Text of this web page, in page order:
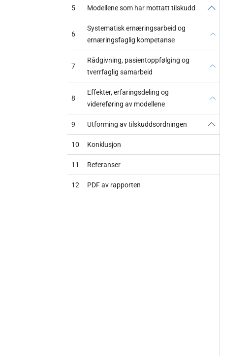
5 Modellene som har mottatt tilskudd
6
Systematisk ernæringsarbeid og
ernæringsfaglig kompetanse
7
Rådgivning, pasientoppfølging og
tverrfaglig samarbeid
8
Effekter, erfaringsdeling og
videreføring av modellene
9 Utforming av tilskuddsordningen
10 Konklusjon
11 Referanser
12 PDF av rapporten